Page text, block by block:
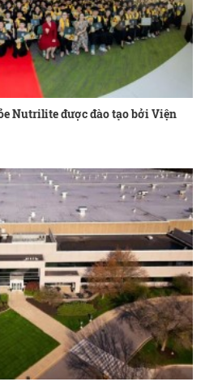
Nutrilite được đào tạo bởi Viện